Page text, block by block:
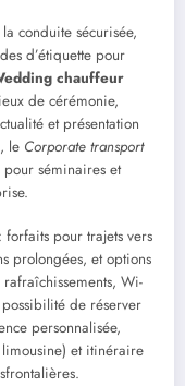
conduite sécurisée,
d’étiquette pour
chauffeur
de cérémonie,
et présentation
le Corporate transport
pour séminaires et
pour trajets vers
prolongées, et options
Wi-
de réserver
personnalisée,
et itinéraire